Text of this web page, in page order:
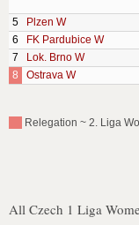
5
Plzen W
6
FK Pardubice W
7
Lok. Brno W
8
Ostrava W
Relegation ~ 2. Liga
All Czech 1 Liga